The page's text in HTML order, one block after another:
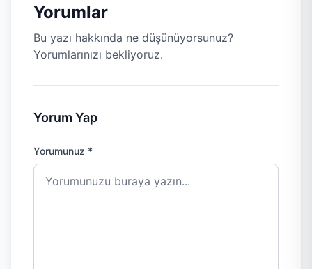
Yorumlar
Bu yazı hakkında ne düşünüyorsunuz?
Yorumlarınızı bekliyoruz.
Yorum Yap
Yorumunuz *